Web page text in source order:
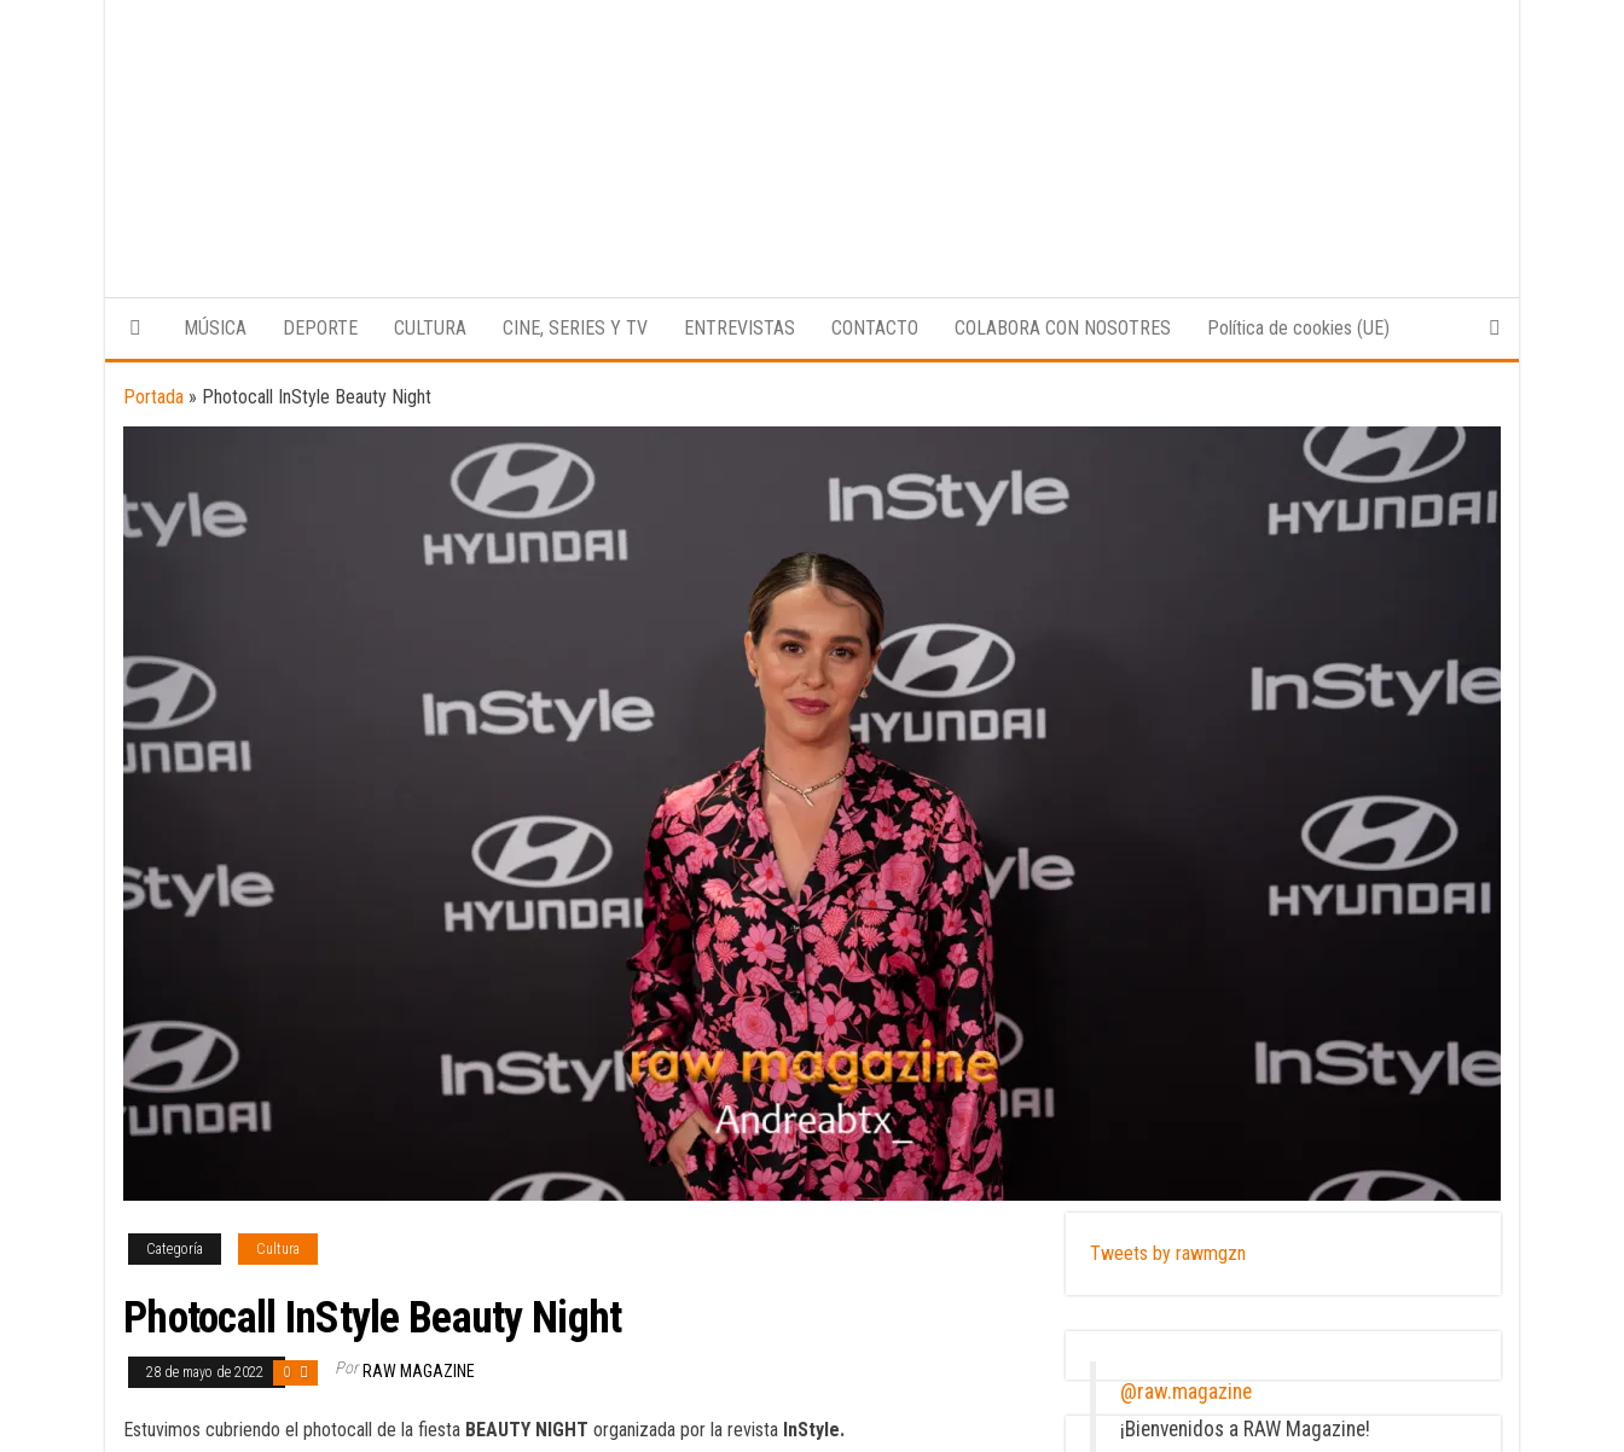
Magazine
digital
enfocado
cultura,
la
MÚSICA DEPORTE CULTURA CINE, SERIES Y TV ENTREVISTAS CONTACTO COLABORA CON NOSOTRES Política de cookies (UE)
Portada » Photocall InStyle Beauty Night
Categoría Cultura
Photocall InStyle Beauty Night
28 de mayo de 2022 0 Por RAW MAGAZINE
Estuvimos cubriendo el photocall de la fiesta BEAUTY NIGHT organizada por la revista InStyle.
Tweets by rawmgzn
@raw.magazine
¡Bienvenidos a RAW Magazine!